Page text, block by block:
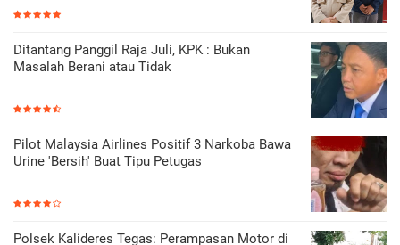
Ditantang Panggil Raja Juli, KPK : Bukan
Masalah Berani atau Tidak
Pilot Malaysia Airlines Positif 3 Narkoba Bawa
Urine 'Bersih' Buat Tipu Petugas
Polsek Kalideres Tegas: Perampasan Motor di